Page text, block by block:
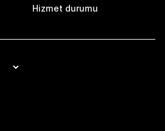
Hizmet durumu